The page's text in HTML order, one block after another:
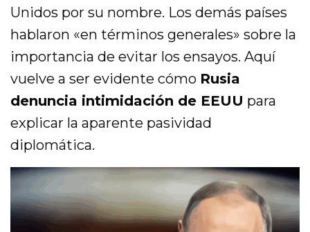
Unidos por su nombre. Los demás países
hablaron «en términos generales» sobre la
importancia de evitar los ensayos. Aquí
vuelve a ser evidente cómo Rusia
denuncia intimidación de EEUU para
explicar la aparente pasividad
diplomática.